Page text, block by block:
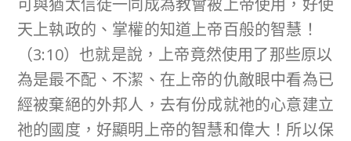
天上執政的、掌權的知道上帝百般的智慧！
（3:10）也就是說，上帝竟然使用了那些原以
為是最不配、不潔、在上帝的仇敵眼中看為已
經被棄絕的外邦人，去有份成就祂的心意建立
祂的國度，好顯明上帝的智慧和偉大！所以保